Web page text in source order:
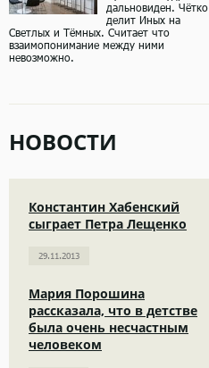
дальновиден. Чётко
делит Иных на
Светлых и Тёмных. Считает что
взаимопонимание между ними
невозможно.
НОВОСТИ
Константин Хабенский
сыграет Петра Лещенко
29.11.2013
Мария Порошина
рассказала, что в детстве
была очень несчастным
человеком